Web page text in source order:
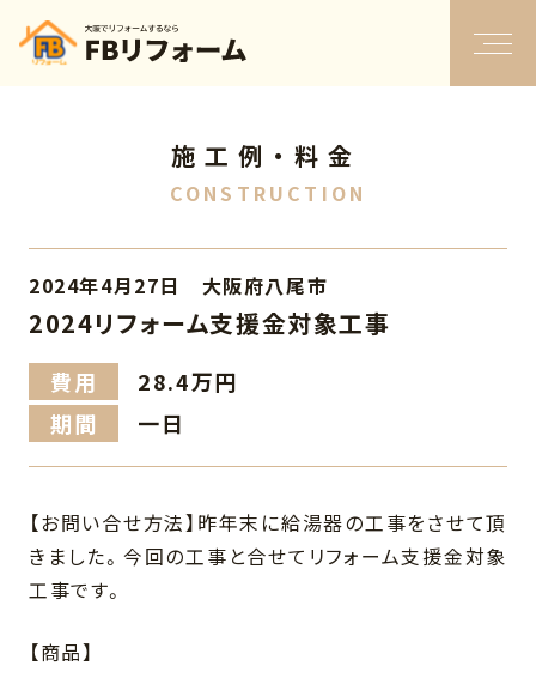
施工例・料金
CONSTRUCTION
2024年4月27日 大阪府八尾市
2024リフォーム支援金対象工事
費用
28.4万円
期間
一日
【お問い合せ方法】昨年末に給湯器の工事をさせて頂
きました。今回の工事と合せてリフォーム支援金対象
工事です。
【商品】